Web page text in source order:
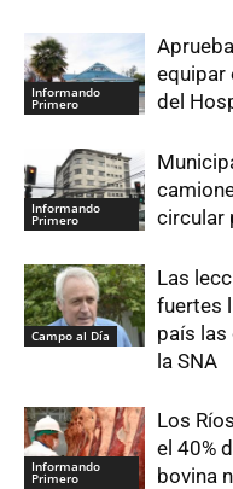
Informando
Primero
equipar
del
Informando
Primero
circular
Campo al Día
Las
fuertes
país las
la SNA
Informando
Primero
Los
el 40%
bovina